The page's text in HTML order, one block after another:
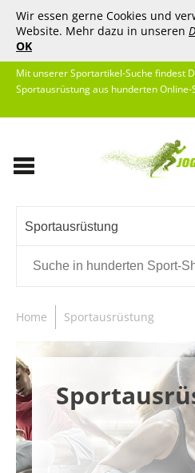
Wir essen gerne Cookies und
Website. Mehr dazu in unseren
OK
Mit unserer Sportartikel-Suche findest
Sportausrüstung aus hunderten Online-
Sportausrüstung
Home Sportausrüstung